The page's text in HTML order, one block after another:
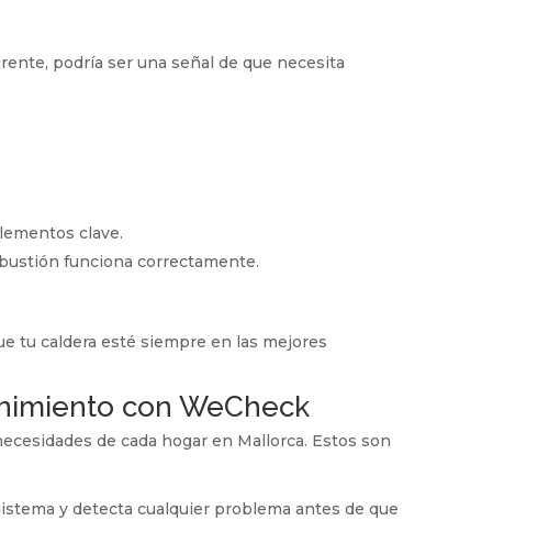
podría ser una señal de que necesita
clave.
funciona correctamente.
tu caldera esté siempre en las mejores
con WeCheck
de cada hogar en Mallorca. Estos son
y detecta cualquier problema antes de que